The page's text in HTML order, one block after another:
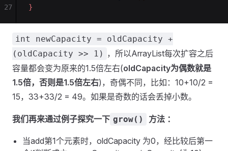
}
27
int newCapacity = oldCapacity +
(oldCapacity >> 1) ，所以ArrayList每次扩容之后
容量都会变为原来的1.5倍左右(oldCapacity为偶数就是
1.5倍，否则是1.5倍左右)，奇偶不同，比如：10+10/2 =
15，33+33/2 = 49。如果是奇数的话会丢掉小数。
我们再来通过例子探究一下 grow() 方法 ：
当add第1个元素时，oldCapacity 为0，经比较后第一